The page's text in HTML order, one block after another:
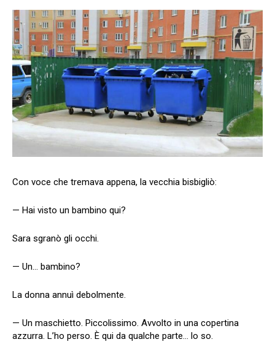
Con voce che tremava appena, la vecchia bisbigliò:
— Hai visto un bambino qui?
Sara sgranò gli occhi.
— Un… bambino?
La donna annuì debolmente.
— Un maschietto. Piccolissimo. Avvolto in una copertina
azzurra. L’ho perso. È qui da qualche parte… lo so.